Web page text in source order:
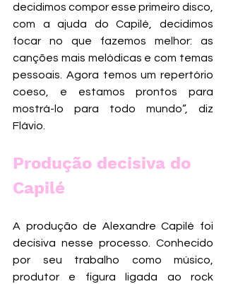
decidimos compor esse primeiro disco,
com a ajuda do Capilé, decidimos
focar no que fazemos melhor: as
canções mais melódicas e com temas
pessoais. Agora temos um repertório
coeso, e estamos prontos para
mostrá-lo para todo mundo”, diz
Flávio.
Produção decisiva do
Capilé
A produção de Alexandre Capilé foi
decisiva nesse processo. Conhecido
por seu trabalho como músico,
produtor e figura ligada ao rock